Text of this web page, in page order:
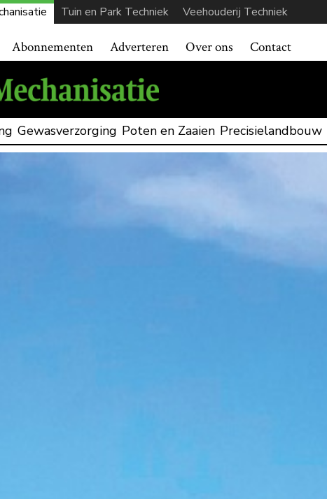
Tuin en Park Techniek Veehouderij Techniek
Abonnementen Adverteren Over ons Contact
Gewasverzorging Poten en Zaaien Precisielandbouw